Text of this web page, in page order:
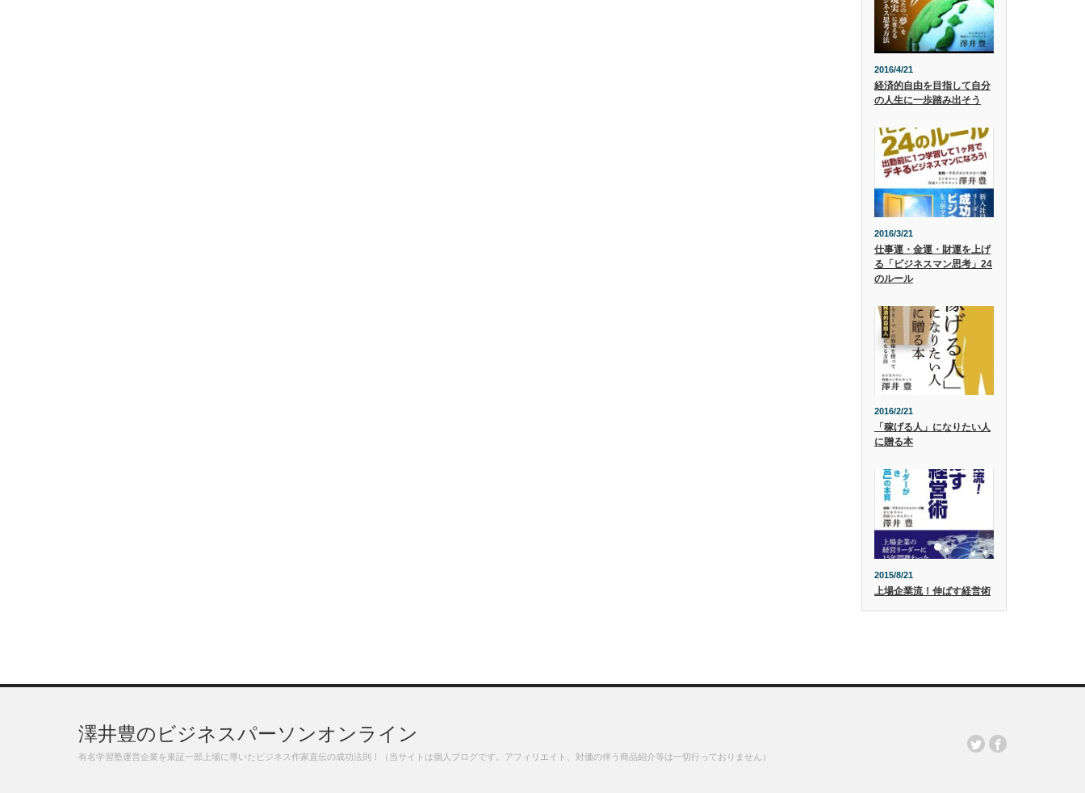
2016/4/21
経済的自由を目指して自分
の人生に一歩踏み出そう
2016/3/21
仕事運・金運・財運を上げ
る「ビジネスマン思考」24
のルール
2016/2/21
「稼げる人」になりたい人
に贈る本
2015/8/21
上場企業流！伸ばす経営術
澤井豊のビジネスパーソンオンライン
有名学習塾運営企業を東証一部上場に導いたビジネス作家直伝の成功法則！（当サイトは個人ブログです。アフィリエイト、対価の伴う商品紹介等は一切行っておりません）